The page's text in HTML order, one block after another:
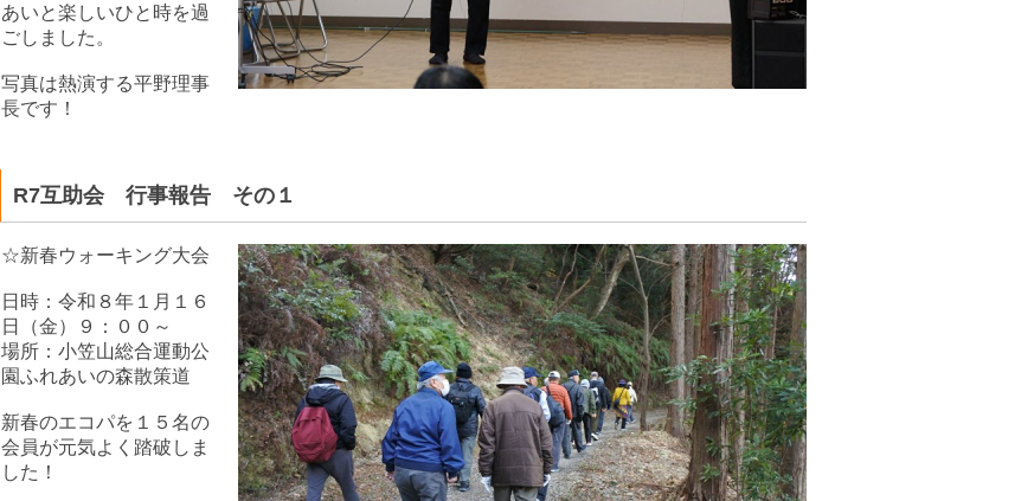
あいと楽しいひと時を過
ごしました。
写真は熱演する平野理事
長です！
R7互助会 行事報告 その１
☆新春ウォーキング大会
日時：令和８年１月１６
日（金）９：００～
場所：小笠山総合運動公
園ふれあいの森散策道
新春のエコパを１５名の
会員が元気よく踏破しま
した！